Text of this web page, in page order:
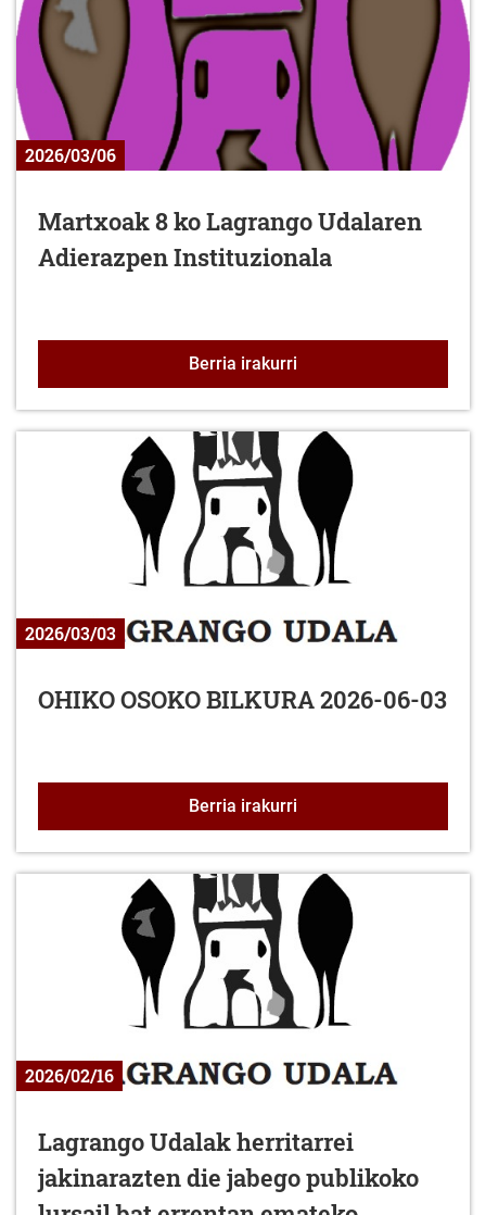
2026/03/06
Martxoak 8 ko Lagrango Udalaren
Adierazpen Instituzionala
Berria irakurri
2026/03/03
OHIKO OSOKO BILKURA 2026-06-03
Berria irakurri
2026/02/16
Lagrango Udalak herritarrei
jakinarazten die jabego publikoko